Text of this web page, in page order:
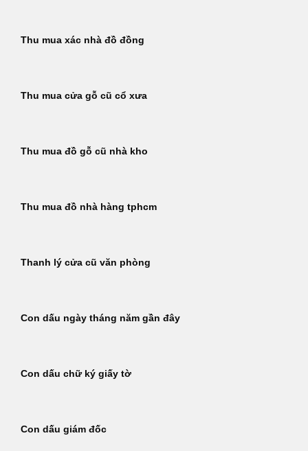
Thu mua xác nhà đồ đồng
Thu mua cửa gỗ cũ cổ xưa
Thu mua đồ gỗ cũ nhà kho
Thu mua đồ nhà hàng tphcm
Thanh lý cửa cũ văn phòng
Con dấu ngày tháng năm gần đây
Con dấu chữ ký giấy tờ
Con dấu giám đốc